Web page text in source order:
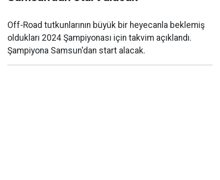
Off-Road tutkunlarının büyük bir heyecanla beklemiş
oldukları 2024 Şampiyonası için takvim açıklandı.
Şampiyona Samsun'dan start alacak.